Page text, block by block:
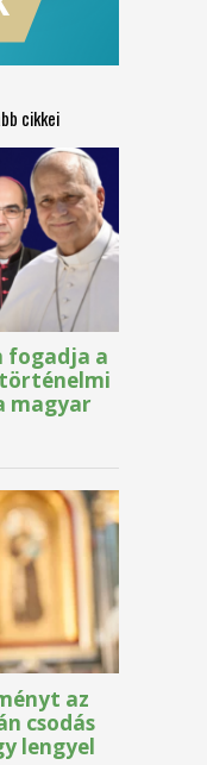
cikkei